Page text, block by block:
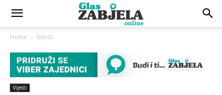
Home Vijesti
Vijesti